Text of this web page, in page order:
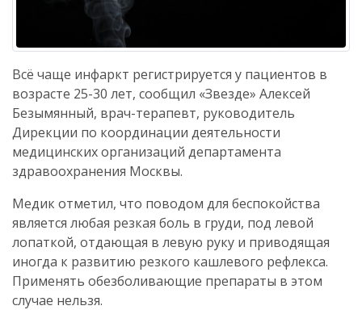
Всё чаще инфаркт регистрируется у пациентов в
возрасте 25-30 лет, сообщил «Звезде» Алексей
Безымянный, врач-терапевт, руководитель
Дирекции по координации деятельности
медицинских организаций департамента
здравоохранения Москвы.
Медик отметил, что поводом для беспокойства
является любая резкая боль в груди, под левой
лопаткой, отдающая в левую руку и приводящая
иногда к развитию резкого кашлевого рефлекса.
Применять обезболивающие препараты в этом
случае нельзя.